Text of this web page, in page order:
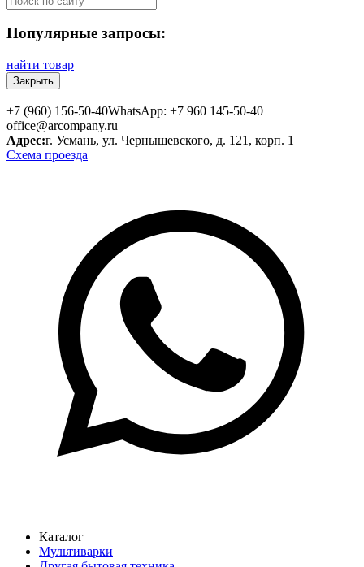
Популярные запросы:
найти товар
Закрыть
+7 (960) 156-50-40WhatsApp: +7 960 145-50-40
office@arcompany.ru
Адрес:г. Усмань, ул. Чернышевского, д. 121, корп. 1
Схема проезда
Каталог
Мультиварки